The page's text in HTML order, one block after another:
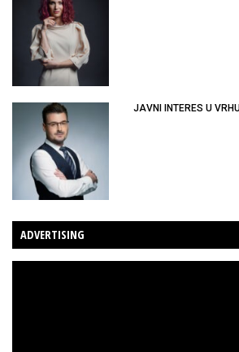
JAVNI INTERES U
ADVERTISING